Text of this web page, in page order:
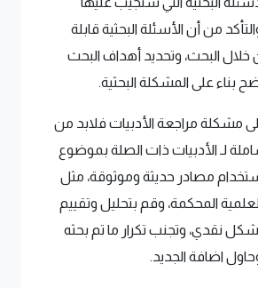
من أن الأسئلة البحثية قابلة
خلال البحث، وتحديد أهداف البحث
بناء على المشكلة البحثية.
مشكلة مراجعة الأدبيات فلابد من
لـ الأدبيات ذات الصلة بموضوع
مصادر حديثة وموثوقة، مثل
المحكمة، وقم بتحليل وتقييم
نقدي، وتجنب تكرار ما تم بحثه
اضافة الجديد.